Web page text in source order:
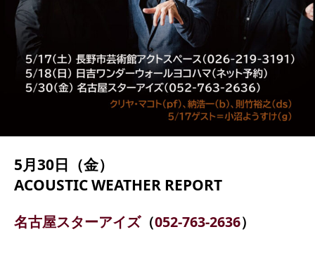
5月30日（金）
ACOUSTIC WEATHER REPORT
名古屋スターアイズ（052-763-2636）